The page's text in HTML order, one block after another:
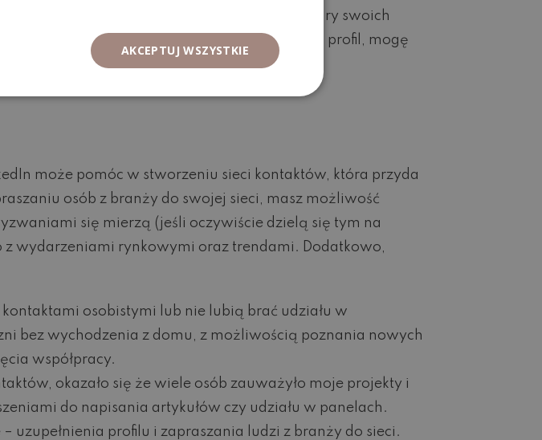
Canva na którym przedstawisz główne obszary swoich
Jeśli nie wiesz jak zabrać się za swój profil, mogę
może pomóc w stworzeniu sieci kontaktów, która przyda
osób z branży do swojej sieci, masz możliwość
się mierzą (jeśli oczywiście dzielą się tym na
z wydarzeniami rynkowymi oraz trendami. Dodatkowo,
osobistymi lub nie lubią brać udziału w
bez wychodzenia z domu, z możliwością poznania nowych
współpracy.
okazało się że wiele osób zauważyło moje projekty i
do napisania artykułów czy udziału w panelach.
uzupełnienia profilu i zapraszania ludzi z branży do sieci.
AKCEPTUJ WSZYSTKIE